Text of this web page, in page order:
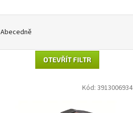
Abecedně
OTEVŘÍT FILTR
Kód: 3913006934